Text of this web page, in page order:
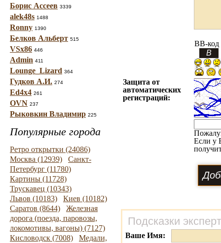
Борис Ассеев 3339
alek48s 1488
Ronny 1390
Белков Альберт 515
VSx86 446
Admin 411
Lounge_Lizard 364
Гудков А.И. 274
Ed4x4 261
OVN 237
Рыковкин Владимир 225
Популярные города
Ретро открытки (24086)
Москва (12939)
Санкт-
Петербург (11780)
Картины (11728)
Трускавец (10343)
Львов (10183)
Киев (10182)
Саратов (8644)
Железная
дорога (поезда, паровозы,
локомотивы, вагоны) (7127)
Кисловодск (7008)
Медали,
BB-код
Защита от
автоматических
регистраций:
Если у
Подсказки
Ваше Имя: